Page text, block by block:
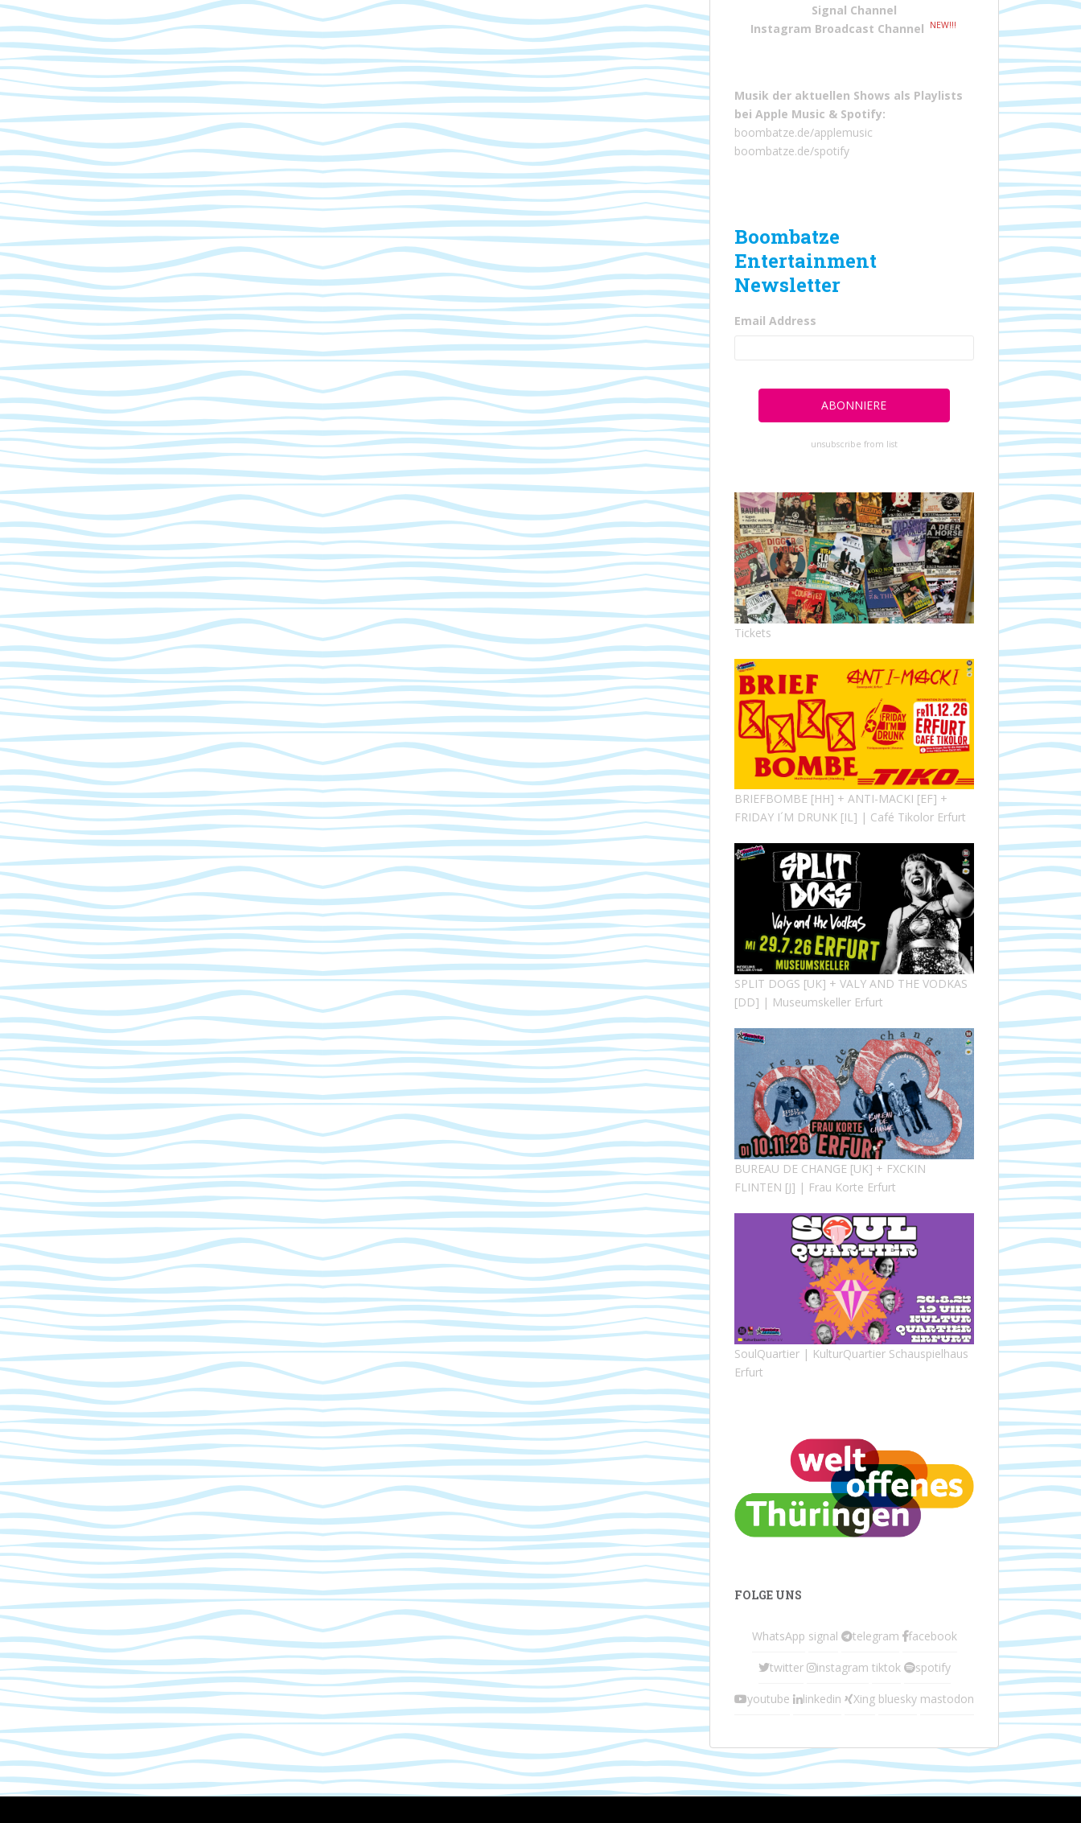
Signal Channel
Instagram Broadcast Channel
NEW!!!
Musik der aktuellen Shows als Playlists
bei Apple Music & Spotify:
boombatze.de/applemusic
boombatze.de/spotify
Boombatze
Entertainment
Newsletter
Email Address
unsubscribe from list
Tickets
BRIEFBOMBE [HH] + ANTI-MACKI [EF] +
FRIDAY I´M DRUNK [IL] | Café Tikolor Erfurt
SPLIT DOGS [UK] + VALY AND THE VODKAS
[DD] | Museumskeller Erfurt
BUREAU DE CHANGE [UK] + FXCKIN
FLINTEN [J] | Frau Korte Erfurt
SoulQuartier | KulturQuartier Schauspielhaus
Erfurt
FOLGE UNS
WhatsApp signal telegram facebook
twitter instagram tiktok spotify
youtube linkedin Xing bluesky mastodon